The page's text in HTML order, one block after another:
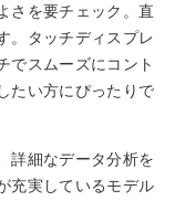
さを要チェック。直
。タッチディスプレ
でスムーズにコント
たい方にぴったりで
詳細なデータ分析を
充実しているモデル